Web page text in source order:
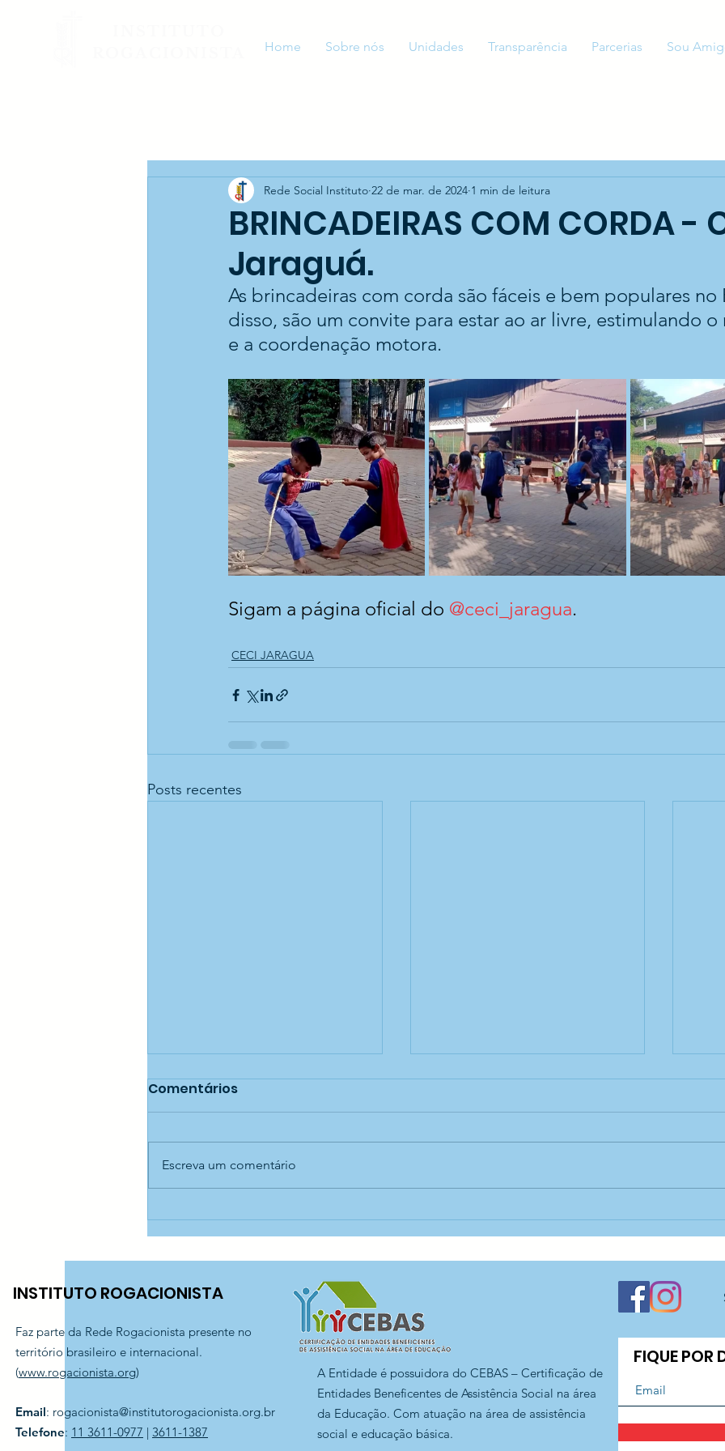
Home Sobre nós Unidades Transparência Parcerias Sou
BRINCADEIRAS COM CORDA -
Jaraguá.
Rede Social Instituto 22 de mar. de 2024 1 min de leitura
As brincadeiras com corda são fáceis e bem populares no
disso, são um convite para estar ao ar livre, estimulando
e a coordenação motora.
Sigam a página oficial do @ceci_jaragua.
CECI JARAGUA
Posts recentes
Oficina de confecção de
cestaria — CECI Jaraguá
Aprender brincando é
muito mais divertido! —
CECI Jaraguá
Comentários
Escreva um comentário
INSTITUTO ROGACIONISTA
Faz parte da Rede Rogacionista presente no
território brasileiro e internacional.
(www.rogacionista.org)
Email: rogacionista@institutorogacionista.org.br
Telefone: 11 3611-0977 | 3611-1387
FIQUE POR
A Entidade é possuidora do CEBAS – Certificação de
Entidades Beneficentes de Assistência Social na área
da Educação. Com atuação na área de assistência
social e educação básica.